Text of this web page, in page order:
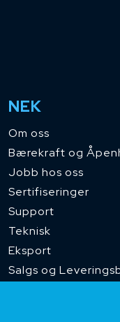
NEK
Om oss
Bærekraft og
Jobb hos oss
Sertifiseringer
Support
Teknisk
Eksport
Salgs og